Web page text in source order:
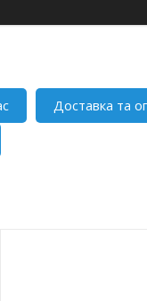
Доставка та